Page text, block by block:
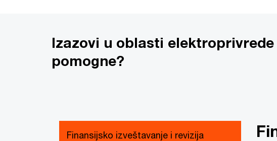
Izazovi u oblasti elektroprivrede
pomogne?
Finansijsko izveštavanje i revizija